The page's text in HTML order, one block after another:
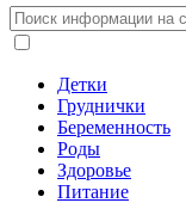
Детки
Груднички
Беременность
Роды
Здоровье
Питание